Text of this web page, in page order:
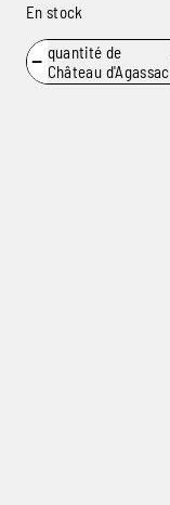
En stock
− quantité de
Château d'Agassac